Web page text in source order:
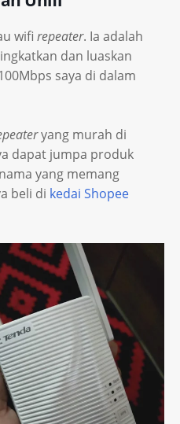
wifi repeater. Ia adalah
dan luaskan
saya di dalam
yang murah di
dapat jumpa produk
yang memang
beli di kedai Shopee